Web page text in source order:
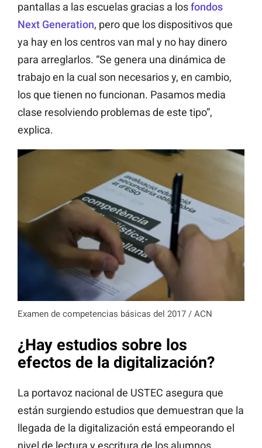
pantallas a las escuelas gracias a losfondos
Next Generation, pero que los dispositivos que
ya hay en los centros van mal y no hay dinero
para arreglarlos. “Se genera una dinámica de
trabajo en la cual son necesarios y, en cambio,
los que tienen no funcionan. Pasamos media
clase resolviendo problemas de este tipo”,
explica.
Examen de competencias básicas del 2017 / ACN
¿Hay estudios sobre los
efectos de la digitalización?
La portavoz nacional de USTEC asegura que
están surgiendo estudios que demuestran que la
llegada de la digitalización está empeorando el
nivel de lectura y escritura de los alumnos.